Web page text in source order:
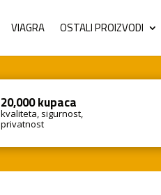
VIAGRA OSTALI PROIZVODI
20,000 kupaca
kvaliteta, sigurnost,
privatnost